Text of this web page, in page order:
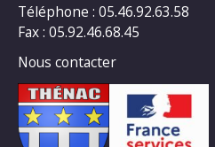
Téléphone : 05.46.92.63.58
Fax : 05.92.46.68.45
Nous contacter